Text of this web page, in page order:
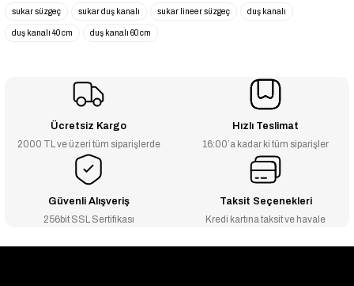
₺313
sukar süzgeç
sukar duş kanalı sukar lineer süzgeç duş kanalı
duş kanalı 40 cm duş kanalı 60 cm
Ücretsiz Kargo
2000 TL ve üzeri tüm siparişlerde
Hızlı Teslimat
16:00’a kadar ki tüm siparişler
Güvenli Alışveriş
256bit SSL Sertifikası
Taksit Seçenekleri
Kredi kartına taksit ve havale